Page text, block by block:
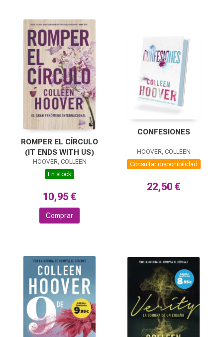
ROMPER EL CÍRCULO
(IT ENDS WITH US)
HOOVER, COLLEEN
En stock
10,95 €
Comprar
CONFESIONES
HOOVER, COLLEEN
Consultar disponibilidad
22,50 €